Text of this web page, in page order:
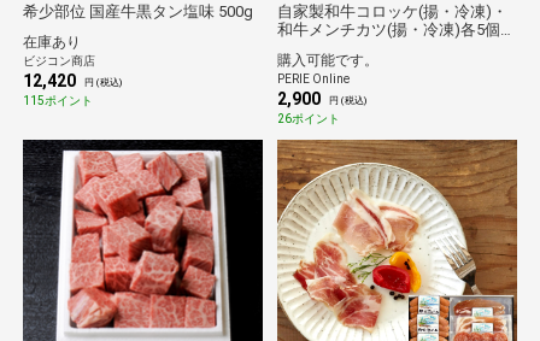
希少部位 国産牛黒タン塩味 500g
在庫あり
ビジコン商店
12,420 円 (税込)
115ポイント
自家製和牛コロッケ(揚・冷凍)・
和牛メンチカツ(揚・冷凍)各5個
購入可能です。
PERIE Online
2,900 円 (税込)
26ポイント